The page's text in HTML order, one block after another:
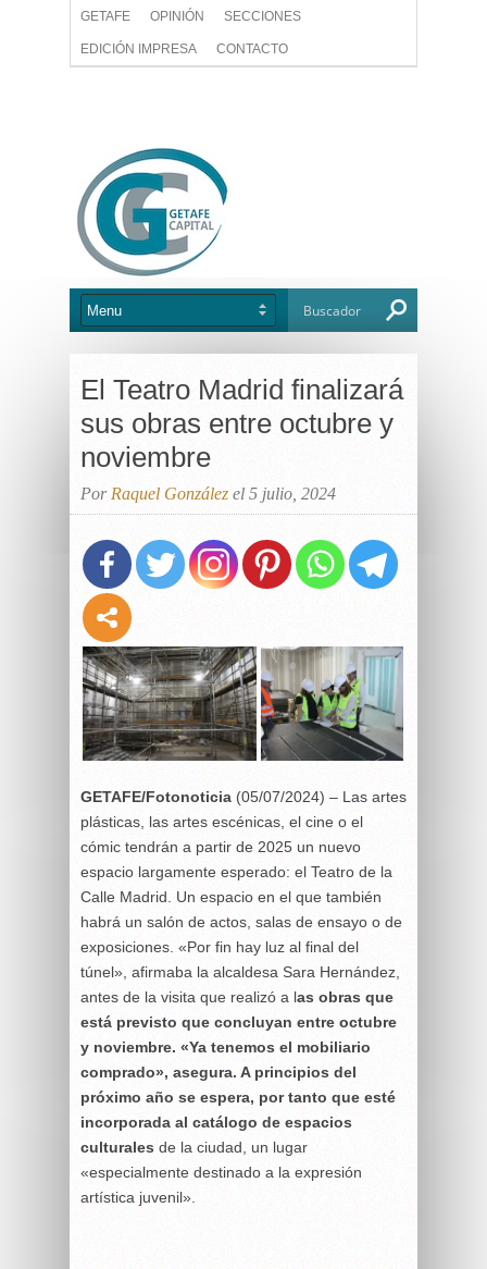
GETAFE OPINIÓN SECCIONES
EDICIÓN IMPRESA CONTACTO
El Teatro Madrid finalizará
sus obras entre octubre y
noviembre
Por Raquel González el 5 julio, 2024
GETAFE/Fotonoticia (05/07/2024) – Las artes
plásticas, las artes escénicas, el cine o el
cómic tendrán a partir de 2025 un nuevo
espacio largamente esperado: el Teatro de la
Calle Madrid. Un espacio en el que también
habrá un salón de actos, salas de ensayo o de
exposiciones. «Por fin hay luz al final del
túnel», afirmaba la alcaldesa Sara Hernández,
antes de la visita que realizó a las obras que
está previsto que concluyan entre octubre
y noviembre. «Ya tenemos el mobiliario
comprado», asegura. A principios del
próximo año se espera, por tanto que esté
incorporada al catálogo de espacios
culturales de la ciudad, un lugar
«especialmente destinado a la expresión
artística juvenil».